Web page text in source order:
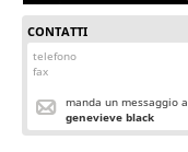
CONTATTI
telefono
fax
manda un messaggio a
genevieve black